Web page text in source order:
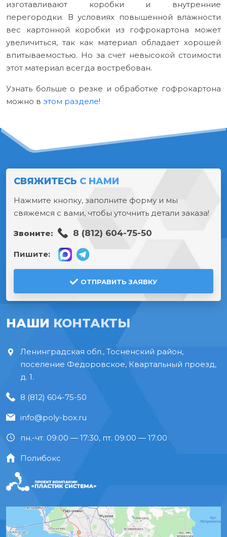
изготавливают коробки и внутренние
перегородки. В условиях повышенной влажности
вес картонной коробки из гофрокартона может
увеличиться, так как материал обладает хорошей
впитываемостью. Но за счет невысокой стоимости
этот материал всегда востребован.
Узнать больше о резке и обработке гофрокартона
можно в этом разделе!
СВЯЖИТЕСЬ С НАМИ
Нажмите кнопку, заполните форму и мы
свяжемся с вами, чтобы уточнить детали заказа!
Звоните: 8 (812) 604-75-50
Пишите:
ОТПРАВИТЬ ЗАЯВКУ
НАШИ КОНТАКТЫ
Ленинградская обл., Тосненский район,
поселение Федоровское, Квартальный проезд,
д. 1.
8 (812) 604-75-50
info@poly-box.ru
пн.-чт. 09:00 — 17:30, пт. 09:00 — 17:00
Полибокс